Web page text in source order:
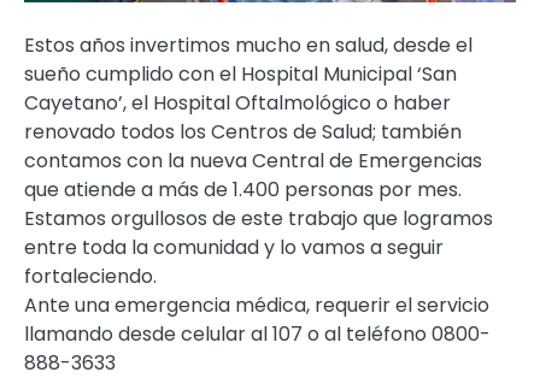
Estos años invertimos mucho en salud, desde el
sueño cumplido con el Hospital Municipal ‘San
Cayetano’, el Hospital Oftalmológico o haber
renovado todos los Centros de Salud; también
contamos con la nueva Central de Emergencias
que atiende a más de 1.400 personas por mes.
Estamos orgullosos de este trabajo que logramos
entre toda la comunidad y lo vamos a seguir
fortaleciendo.
Ante una emergencia médica, requerir el servicio
llamando desde celular al 107 o al teléfono 0800-
888-3633